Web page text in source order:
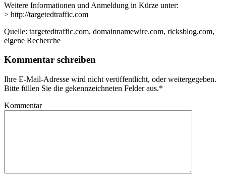
Weitere Informationen und Anmeldung in Kürze unter:
> http://targetedtraffic.com
Quelle: targetedtraffic.com, domainnamewire.com, ricksblog.com,
eigene Recherche
Kommentar schreiben
Ihre E-Mail-Adresse wird nicht veröffentlicht, oder weitergegeben.
Bitte füllen Sie die gekennzeichneten Felder aus.*
Kommentar